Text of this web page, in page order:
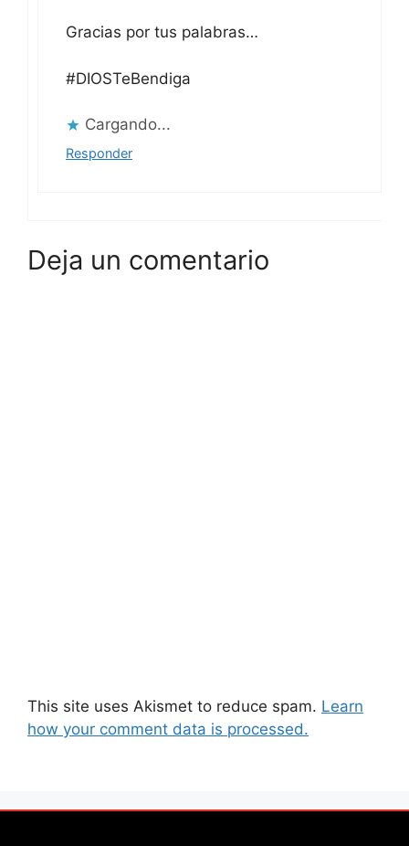
Gracias por tus palabras…
#DIOSTeBendiga
Cargando...
Responder
Deja un comentario
This site uses Akismet to reduce spam. Learn
how your comment data is processed.